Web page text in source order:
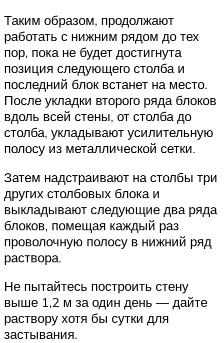
Таким образом, продолжают
работать с нижним рядом до тех
пор, пока не будет достигнута
позиция следующего столба и
последний блок встанет на место.
После укладки второго ряда блоков
вдоль всей стены, от столба до
столба, укладывают усилительную
полосу из металлической сетки.
Затем надстраивают на столбы три
других столбовых блока и
выкладывают следующие два ряда
блоков, помещая каждый раз
проволочную полосу в нижний ряд
раствора.
Не пытайтесь построить стену
выше 1,2 м за один день — дайте
раствору хотя бы сутки для
застывания.